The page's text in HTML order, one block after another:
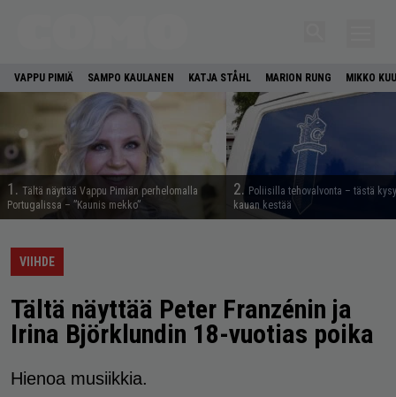
VAPPU PIMIÄ SAMPO KAULANEN KATJA STÅHL MARION RUNG MIKKO
1. Tältä näyttää Vappu Pimiän perhelomalla
Portugalissa – ”Kaunis mekko”
2. Poliisilla tehovalvonta – tästä
kauan kestää
VIIHDE
Tältä näyttää Peter Franzénin ja
Irina Björklundin 18-vuotias poika
Hienoa musiikkia.